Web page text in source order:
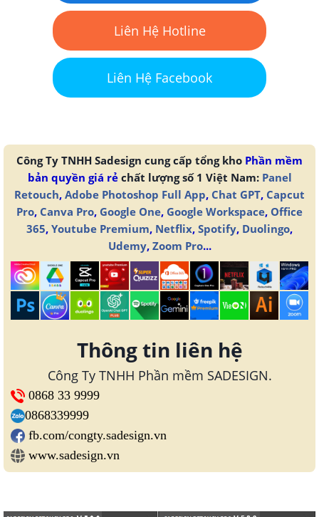
Liên Hệ Hotline
Liên Hệ Facebook
Công Ty TNHH Sadesign cung cấp tổng kho Phần mềm
bản quyền giá rẻchất lượng số 1 Việt Nam: Panel
Retouch, Adobe Photoshop Full App, Chat GPT, Capcut
Pro, Canva Pro, Google One, Google Workspace, Office
365, Youtube Premium, Netflix, Spotify, Duolingo,
Udemy, Zoom Pro...
Thông tin liên hệ
Công Ty TNHH Phần mềm SADESIGN.
0868 33 9999
0868339999
fb.com/congty.sadesign.vn
www.sadesign.vn